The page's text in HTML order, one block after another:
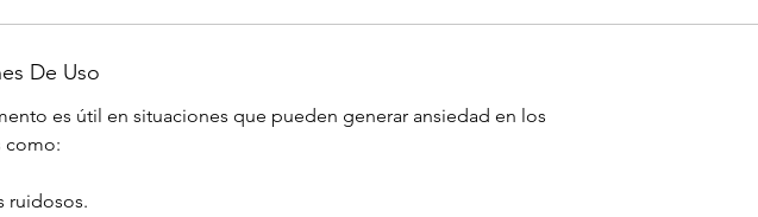
De Uso
es útil en situaciones que pueden generar ansiedad en los
como:
ruidosos.